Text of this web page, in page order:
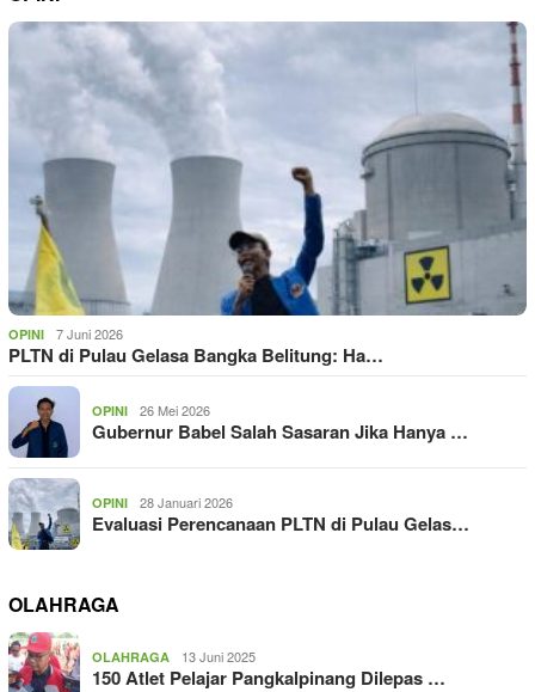
OPINI 7 Juni 2026
PLTN di Pulau Gelasa Bangka Belitung: Ha…
OPINI 26 Mei 2026
Gubernur Babel Salah Sasaran Jika Hanya …
OPINI 28 Januari 2026
Evaluasi Perencanaan PLTN di Pulau Gelas…
OLAHRAGA
OLAHRAGA 13 Juni 2025
150 Atlet Pelajar Pangkalpinang Dilepas …